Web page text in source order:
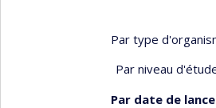
Par type
Par niveau
Par date de